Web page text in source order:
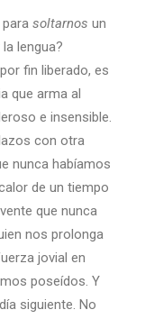
soltarnos un
lengua?
fin liberado, es
que arma al
e insensible.
con otra
nunca habíamos
de un tiempo
que nunca
nos prolonga
jovial en
poseídos. Y
siguiente. No